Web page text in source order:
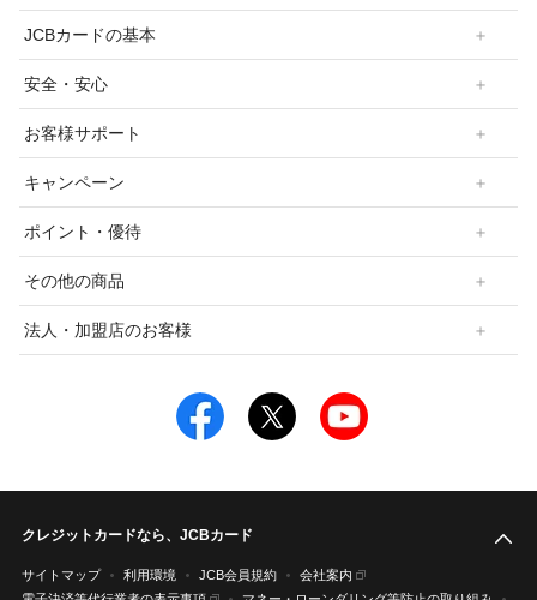
JCBカードの基本
安全・安心
お客様サポート
キャンペーン
ポイント・優待
その他の商品
法人・加盟店のお客様
クレジットカードなら、JCBカード
サイトマップ 利用環境 JCB会員規約
会社案内